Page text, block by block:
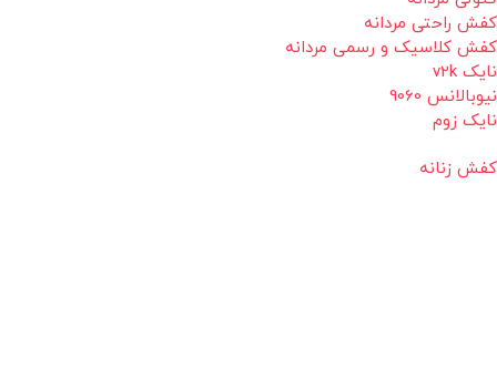
کفش راحتی مردانه
کفش کلاسیک و رسمی مردانه
نایک v2k
نیوبالانس 9060
نایک زوم
کفش زنانه